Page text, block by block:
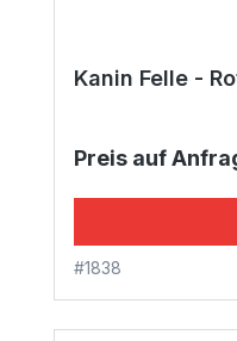
Kanin Felle -
Preis auf
#1838